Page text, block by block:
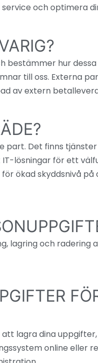
och optimera
bestämmer hur
till oss. Externa
av extern
Det finns
lösningar för ett
ökad skyddsnivå
lagring och
lagra dina
online